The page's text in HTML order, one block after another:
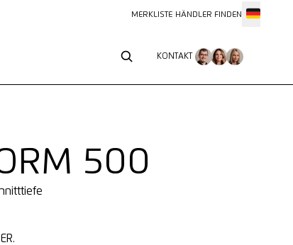
MERKLISTE HÄNDLER FINDEN
KONTAKT
500